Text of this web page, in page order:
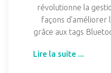
révolutionne la
façons d'améliorer
grâce aux tags
Lire la suite ...